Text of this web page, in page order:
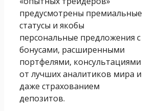
предусмотрены премиальные
статусы и якобы
персональные предложения с
бонусами, расширенными
портфелями, консультациями
от лучших аналитиков мира и
даже страхованием
депозитов.